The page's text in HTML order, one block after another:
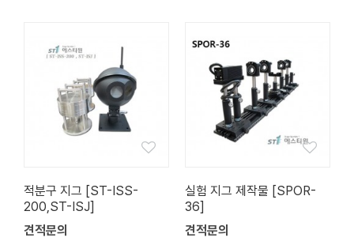
적분구 지그 [ST-ISS-
200,ST-ISJ]
견적문의
실험 지그 제작물 [SPOR-
36]
견적문의